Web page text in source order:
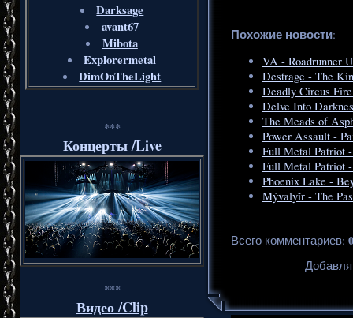
Darksage
avant67
Mibota
Explorermetal
DimOnTheLight
***
Концерты /Live
***
Видео /Clip
Похожие новости:
VA - Roadrunner
Destrage - The
Deadly Circus
Delve Into
The Meads of
Power Assault -
Full Metal Patriot
Full Metal Patriot
Phoenix Lake -
Mývalyĭr - The
Всего комментариев: 0